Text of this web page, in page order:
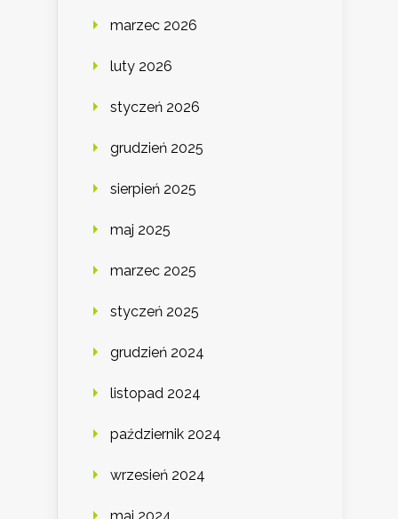
marzec 2026
luty 2026
styczeń 2026
grudzień 2025
sierpień 2025
maj 2025
marzec 2025
styczeń 2025
grudzień 2024
listopad 2024
październik 2024
wrzesień 2024
maj 2024